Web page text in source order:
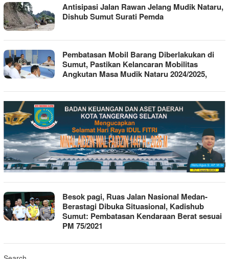
Antisipasi Jalan Rawan Jelang Mudik Nataru,
Dishub Sumut Surati Pemda
Pembatasan Mobil Barang Diberlakukan di
Sumut, Pastikan Kelancaran Mobilitas
Angkutan Masa Mudik Nataru 2024/2025,
Besok pagi, Ruas Jalan Nasional Medan-
Berastagi Dibuka Situasional, Kadishub
Sumut: Pembatasan Kendaraan Berat sesuai
PM 75/2021